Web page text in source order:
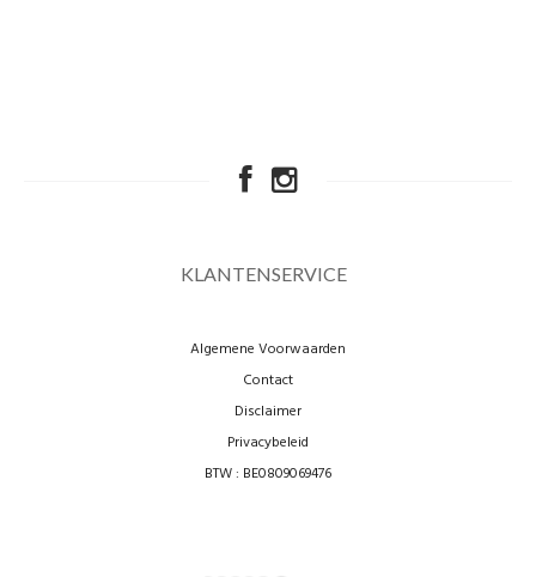
KLANTENSERVICE
Algemene Voorwaarden
Contact
Disclaimer
Privacybeleid
BTW : BE0809069476